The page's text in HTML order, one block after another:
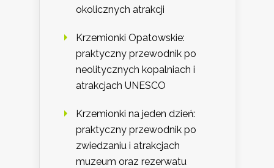
okolicznych atrakcji
Krzemionki Opatowskie:
praktyczny przewodnik po
neolitycznych kopalniach i
atrakcjach UNESCO
Krzemionki na jeden dzień:
praktyczny przewodnik po
zwiedzaniu i atrakcjach
muzeum oraz rezerwatu